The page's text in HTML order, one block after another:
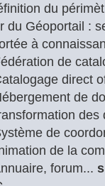
du
du Géoportail :
à
de
direct
de
des
de
de la
forum...